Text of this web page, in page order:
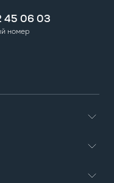
45 06 03
номер